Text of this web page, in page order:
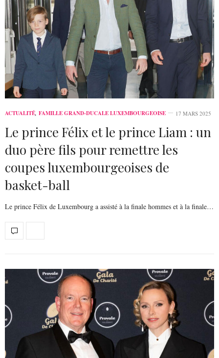
ACTUALITÉ, FAMILLE GRAND-DUCALE LUXEMBOURGEOISE 17 MARS 2025
Le prince Félix et le prince Liam : un
duo père fils pour remettre les
coupes luxembourgeoises de
basket-ball
Le prince Félix de Luxembourg a assisté à la finale hommes et à la finale…